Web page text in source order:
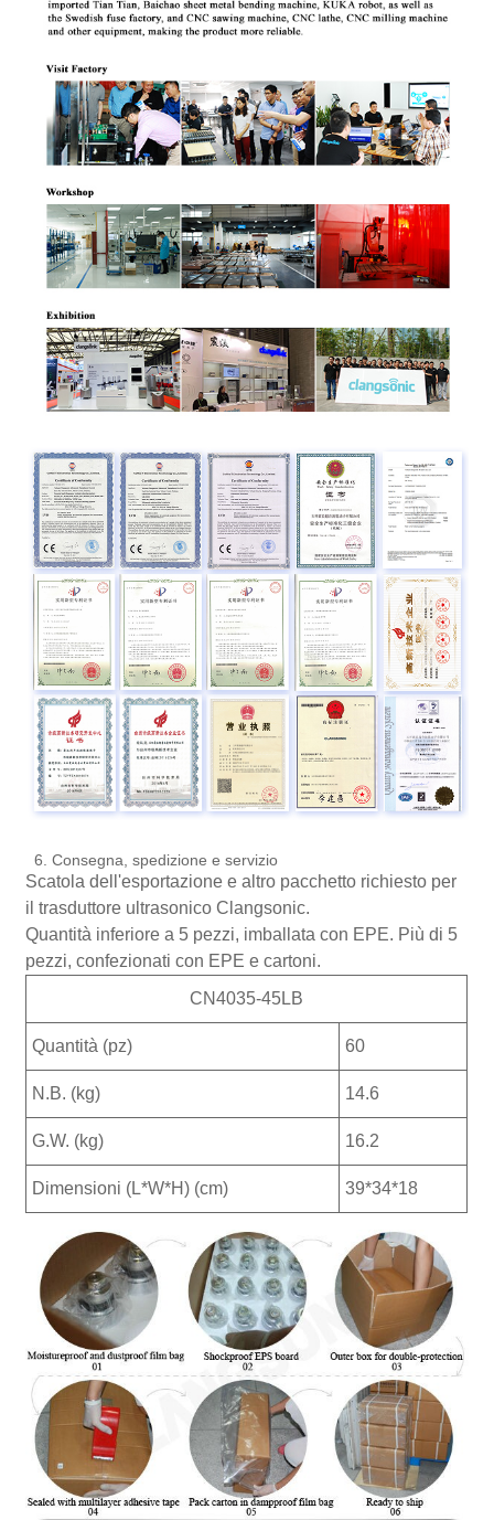
6. Consegna, spedizione e servizio
Scatola dell'esportazione e altro pacchetto richiesto per
il trasduttore ultrasonico Clangsonic.
Quantità inferiore a 5 pezzi, imballata con EPE. Più di 5
pezzi, confezionati con EPE e cartoni.
CN4035-45LB
Quantità (pz) 60
N.B. (kg) 14.6
G.W. (kg) 16.2
Dimensioni (L*W*H) (cm) 39*34*18